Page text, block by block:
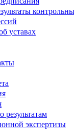
уставах
результатам
экспертизы